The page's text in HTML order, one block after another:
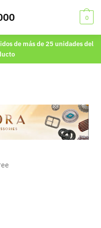
0
de más de 25 unidades del